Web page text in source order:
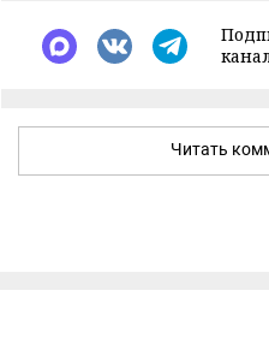
Читать